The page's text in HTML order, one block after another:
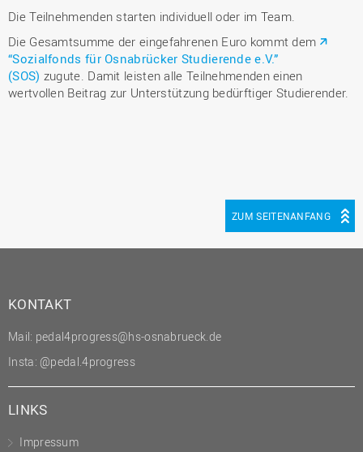
Die Teilnehmenden starten individuell oder im Team.
Die Gesamtsumme der eingefahrenen Euro kommt dem
“Sozialfonds für Osnabrücker Studierende e.V.”
(SOS) zugute. Damit leisten alle Teilnehmenden einen
wertvollen Beitrag zur Unterstützung bedürftiger Studierender.
ZUM SEITENANFANG
KONTAKT
Mail: pedal4progress@hs-osnabrueck.de
Insta: @pedal.4progress
LINKS
Impressum